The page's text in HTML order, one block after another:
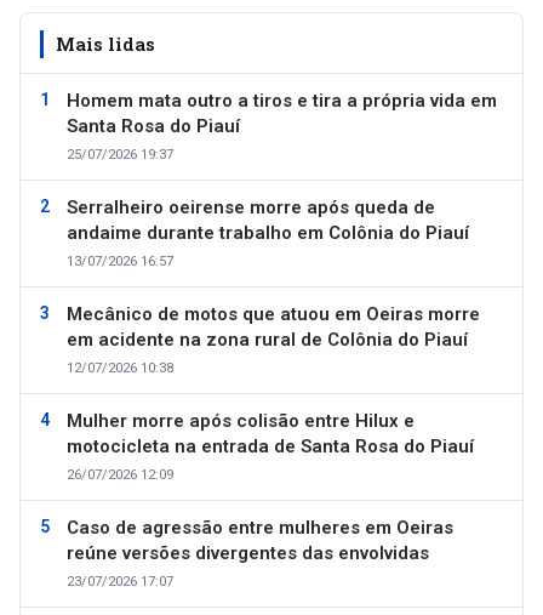
Mais lidas
Homem mata outro a tiros e tira a própria vida em
Santa Rosa do Piauí
25/07/2026 19:37
Serralheiro oeirense morre após queda de
andaime durante trabalho em Colônia do Piauí
13/07/2026 16:57
Mecânico de motos que atuou em Oeiras morre
em acidente na zona rural de Colônia do Piauí
12/07/2026 10:38
Mulher morre após colisão entre Hilux e
motocicleta na entrada de Santa Rosa do Piauí
26/07/2026 12:09
Caso de agressão entre mulheres em Oeiras
reúne versões divergentes das envolvidas
23/07/2026 17:07